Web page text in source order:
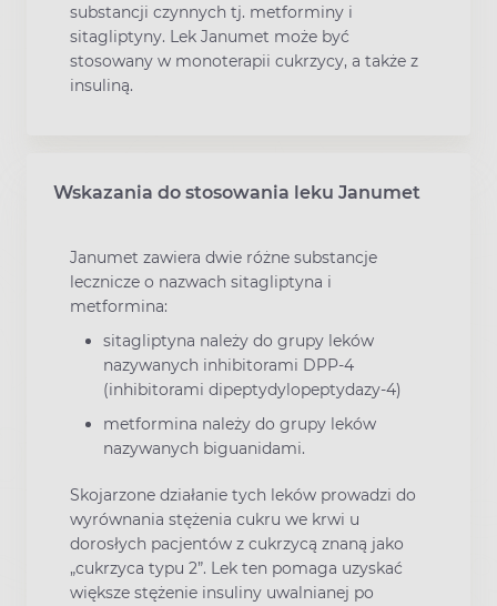
substancji czynnych tj. metforminy i
sitagliptyny. Lek Janumet może być
stosowany w monoterapii cukrzycy, a także z
insuliną.
Wskazania do stosowania leku Janumet
Janumet zawiera dwie różne substancje
lecznicze o nazwach sitagliptyna i
metformina:
sitagliptyna należy do grupy leków
nazywanych inhibitorami DPP-4
(inhibitorami dipeptydylopeptydazy-4)
metformina należy do grupy leków
nazywanych biguanidami.
Skojarzone działanie tych leków prowadzi do
wyrównania stężenia cukru we krwi u
dorosłych pacjentów z cukrzycą znaną jako
„cukrzyca typu 2”. Lek ten pomaga uzyskać
większe stężenie insuliny uwalnianej po